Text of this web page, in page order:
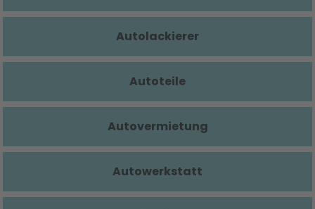
Autolackierer
Autoteile
Autovermietung
Autowerkstatt